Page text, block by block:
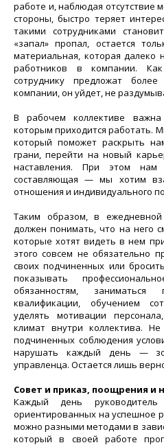
работе и, наблюдая отсутствие
стороны, быстро теряет
такими сотрудниками
«запал» пропал, остается
материальная, которая далеко
работников в компании.
сотруднику предложат
компании, он уйдет, не
В рабочем коллективе важна
которым приходится работать.
который поможет раскрыть
грани, перейти на новый
наставления. При этом нам
составляющая — мы хотим
отношения и индивидуального
Таким образом, в
должен понимать, что на него
которые хотят видеть в нем
этого совсем не обязательно
своих подчиненных или
показывать
обязанностям, заниматься
квалификации, обучением
уделять мотивации
климат внутри коллектива.
подчиненных соблюдения
нарушать каждый день —
управленца. Остается лишь
Совет и приказ, поощрения и
Каждый день
ориентированных на успешное
можно разными методами в
который в своей работе